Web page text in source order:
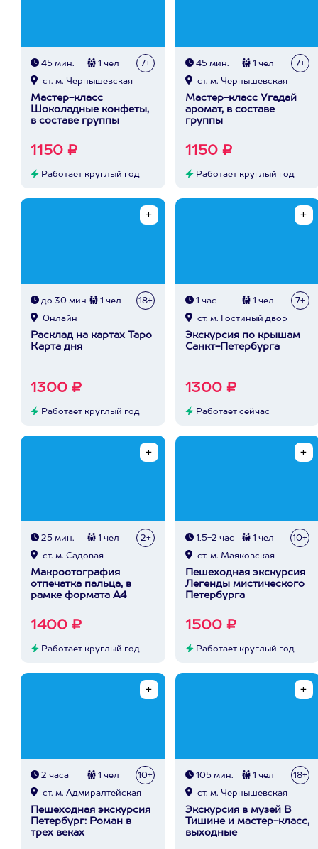
45 мин. 1 чел 7+
ст. м. Чернышевская
Мастер-класс
Шоколадные конфеты,
в составе группы
1150 ₽
Работает круглый год
45 мин. 1 чел 7+
ст. м. Чернышевская
Мастер-класс Угадай
аромат, в составе
группы
1150 ₽
Работает круглый год
до 30 мин 1 чел 18+
Онлайн
Расклад на картах Таро
Карта дня
1300 ₽
Работает круглый год
1 час 1 чел 7+
ст. м. Гостиный двор
Экскурсия по крышам
Санкт-Петербурга
1300 ₽
Работает сейчас
25 мин. 1 чел 2+
ст. м. Садовая
Макроотография
отпечатка пальца, в
рамке формата А4
1400 ₽
Работает круглый год
1,5-2 час 1 чел 10+
ст. м. Маяковская
Пешеходная экскурсия
Легенды мистического
Петербурга
1500 ₽
Работает круглый год
2 часа 1 чел 10+
ст. м. Адмиралтейская
Пешеходная экскурсия
Петербург: Роман в
трех веках
105 мин. 1 чел 18+
ст. м. Чернышевская
Экскурсия в музей В
Тишине и мастер-класс,
выходные